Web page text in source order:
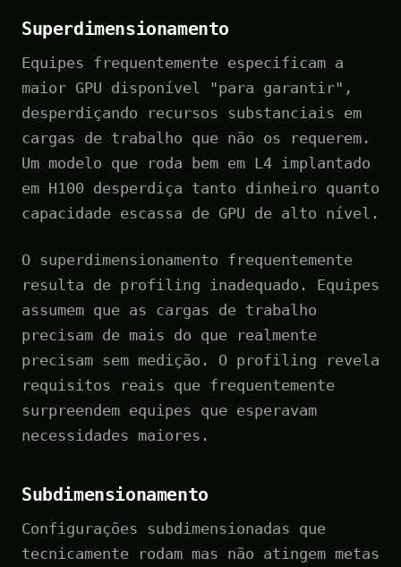
Superdimensionamento
Equipes frequentemente especificam a
maior GPU disponível "para garantir",
desperdiçando recursos substanciais em
cargas de trabalho que não os requerem.
Um modelo que roda bem em L4 implantado
em H100 desperdiça tanto dinheiro quanto
capacidade escassa de GPU de alto nível.
O superdimensionamento frequentemente
resulta de profiling inadequado. Equipes
assumem que as cargas de trabalho
precisam de mais do que realmente
precisam sem medição. O profiling revela
requisitos reais que frequentemente
surpreendem equipes que esperavam
necessidades maiores.
Subdimensionamento
Configurações subdimensionadas que
tecnicamente rodam mas não atingem metas